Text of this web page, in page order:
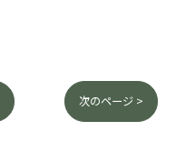
次のページ >